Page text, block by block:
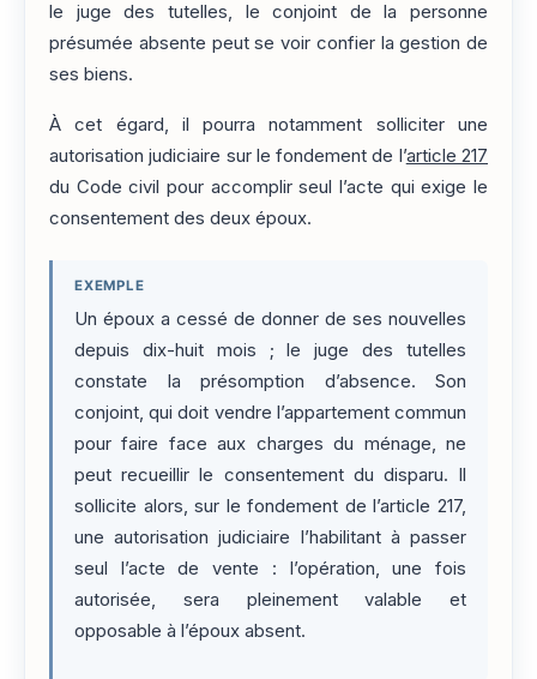
le juge des tutelles, le conjoint de la personne
présumée absente peut se voir confier la gestion de
ses biens.
À cet égard, il pourra notamment solliciter une
autorisation judiciaire sur le fondement de l’article 217
du Code civil pour accomplir seul l’acte qui exige le
consentement des deux époux.
EXEMPLE
Un époux a cessé de donner de ses nouvelles
depuis dix-huit mois ; le juge des tutelles
constate la présomption d’absence. Son
conjoint, qui doit vendre l’appartement commun
pour faire face aux charges du ménage, ne
peut recueillir le consentement du disparu. Il
sollicite alors, sur le fondement de l’article 217,
une autorisation judiciaire l’habilitant à passer
seul l’acte de vente : l’opération, une fois
autorisée, sera pleinement valable et
opposable à l’époux absent.